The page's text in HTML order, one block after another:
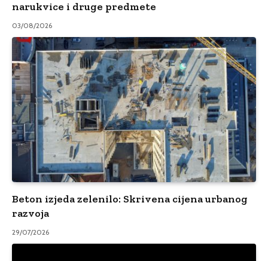
narukvice i druge predmete
03/08/2026
Beton izjeda zelenilo: Skrivena cijena urbanog
razvoja
29/07/2026